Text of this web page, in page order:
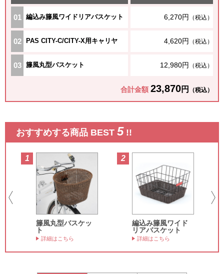
01 編込み籐風ワイドリアバスケット 6,270円 （税込）
02 PAS CITY-C/CITY-X用キャリヤ 4,620円 （税込）
03 籐風丸型バスケット 12,980円 （税込）
合計金額 23,870円 （税込）
おすすめする商品 BEST 5 !!
1
籐風丸型バスケッ
ト
詳細はこちら
2
編込み籐風ワイド
リアバスケット
詳細はこちら